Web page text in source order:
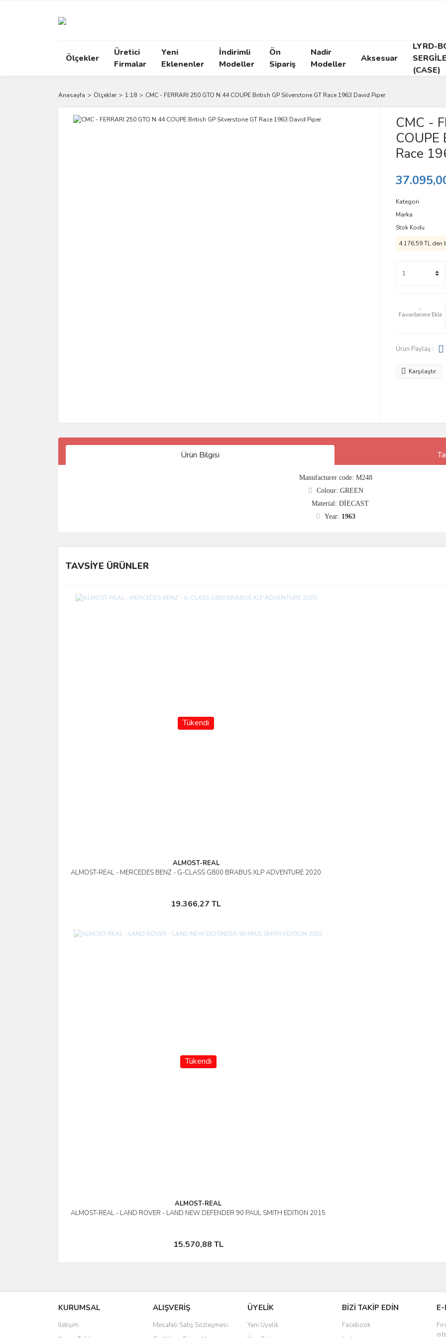
Ölçekler
Üretici
Firmalar
Yeni
Eklenenler
İndirimli
Modeller
Ön
Sipariş
Nadir
Modeller
Aksesuar
LYRD-
(CASE)
Anasayfa Ölçekler 1:18 CMC - FERRARI 250 GTO N 44 COUPE British GP Silverstone GT Race 1963 David Piper
CMC -
Race
Kategori
Marka
Stok Kodu
4.176,59 TL
Ürün Paylaş :
Karşılaştır
Ürün Bilgisi
Manufacturer code: M248
Colour: GREEN
Material: DİECAST
Year: 1963
TAVSİYE ÜRÜNLER
Tükendi
ALMOST-REAL
ALMOST-REAL - MERCEDES BENZ - G-CLASS G800 BRABUS XLP ADVENTURE 2020
19.366,27 TL
İncele
Stokta Yok
Tükendi
ALMOST-REAL
ALMOST-REAL - LAND ROVER - LAND NEW DEFENDER 90 PAUL SMITH EDITION 2015
15.570,88 TL
İncele
Stokta Yok
KURUMSAL
İletişim
ALIŞVERİŞ
Mesafeli Satış Sözleşmesi
ÜYELİK
Yeni Üyelik
BİZİ TAKİP EDİN
Facebook